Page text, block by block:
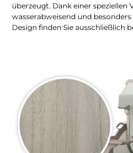
überzeugt. Dank einer speziellen
wasserabweisend und
Design finden Sie ausschließlich